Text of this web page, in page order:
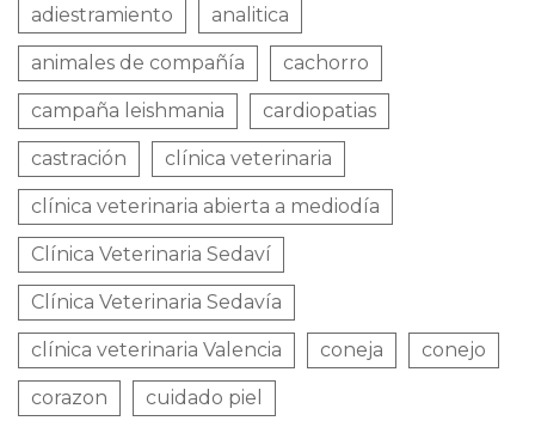
adiestramiento analitica
animales de compañía cachorro
campaña leishmania cardiopatias
castración clínica veterinaria
clínica veterinaria abierta a mediodía
Clínica Veterinaria Sedaví
Clínica Veterinaria Sedavía
clínica veterinaria Valencia coneja conejo
corazon cuidado piel